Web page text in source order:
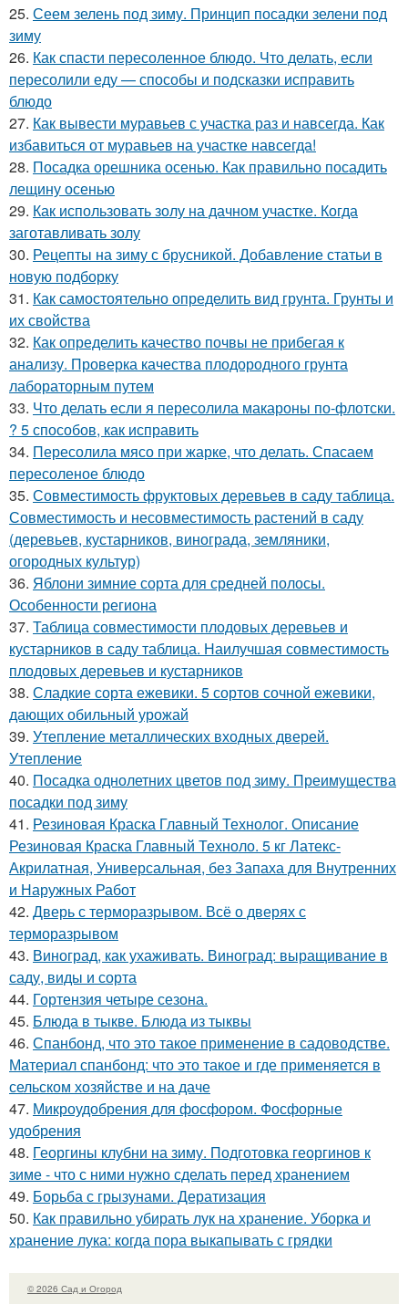
25. Сеем зелень под зиму. Принцип посадки зелени под
зиму
26. Как спасти пересоленное блюдо. Что делать, если
пересолили еду — способы и подсказки исправить
блюдо
27. Как вывести муравьев с участка раз и навсегда. Как
избавиться от муравьев на участке навсегда!
28. Посадка орешника осенью. Как правильно посадить
лещину осенью
29. Как использовать золу на дачном участке. Когда
заготавливать золу
30. Рецепты на зиму с брусникой. Добавление статьи в
новую подборку
31. Как самостоятельно определить вид грунта. Грунты и
их свойства
32. Как определить качество почвы не прибегая к
анализу. Проверка качества плодородного грунта
лабораторным путем
33. Что делать если я пересолила макароны по-флотски.
? 5 способов, как исправить
34. Пересолила мясо при жарке, что делать. Спасаем
пересоленое блюдо
35. Совместимость фруктовых деревьев в саду таблица.
Совместимость и несовместимость растений в саду
(деревьев, кустарников, винограда, земляники,
огородных культур)
36. Яблони зимние сорта для средней полосы.
Особенности региона
37. Таблица совместимости плодовых деревьев и
кустарников в саду таблица. Наилучшая совместимость
плодовых деревьев и кустарников
38. Сладкие сорта ежевики. 5 сортов сочной ежевики,
дающих обильный урожай
39. Утепление металлических входных дверей.
Утепление
40. Посадка однолетних цветов под зиму. Преимущества
посадки под зиму
41. Резиновая Краска Главный Технолог. Описание
Резиновая Краска Главный Техноло. 5 кг Латекс-
Акрилатная, Универсальная, без Запаха для Внутренних
и Наружных Работ
42. Дверь с терморазрывом. Всё о дверях с
терморазрывом
43. Виноград, как ухаживать. Виноград: выращивание в
саду, виды и сорта
44. Гортензия четыре сезона.
45. Блюда в тыкве. Блюда из тыквы
46. Спанбонд, что это такое применение в садоводстве.
Материал спанбонд: что это такое и где применяется в
сельском хозяйстве и на даче
47. Микроудобрения для фосфором. Фосфорные
удобрения
48. Георгины клубни на зиму. Подготовка георгинов к
зиме - что с ними нужно сделать перед хранением
49. Борьба с грызунами. Дератизация
50. Как правильно убирать лук на хранение. Уборка и
хранение лука: когда пора выкапывать с грядки
© 2026 Сад и Огород